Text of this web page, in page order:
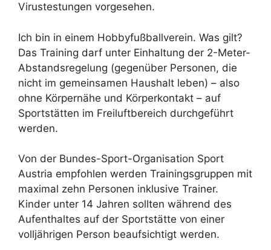
Virustestungen vorgesehen.
Ich bin in einem Hobbyfußballverein. Was gilt?
Das Training darf unter Einhaltung der 2-Meter-
Abstandsregelung (gegenüber Personen, die
nicht im gemeinsamen Haushalt leben) – also
ohne Körpernähe und Körperkontakt – auf
Sportstätten im Freiluftbereich durchgeführt
werden.
Von der Bundes-Sport-Organisation Sport
Austria empfohlen werden Trainingsgruppen mit
maximal zehn Personen inklusive Trainer.
Kinder unter 14 Jahren sollten während des
Aufenthaltes auf der Sportstätte von einer
volljährigen Person beaufsichtigt werden.